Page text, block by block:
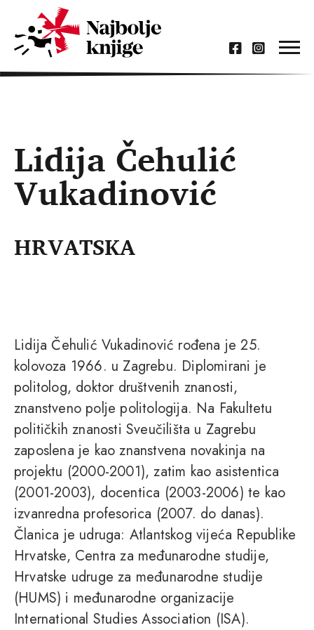
Lidija Čehulić
Vukadinović
HRVATSKA
Lidija Čehulić Vukadinović rođena je 25.
kolovoza 1966. u Zagrebu. Diplomirani je
politolog, doktor društvenih znanosti,
znanstveno polje politologija. Na Fakultetu
političkih znanosti Sveučilišta u Zagrebu
zaposlena je kao znanstvena novakinja na
projektu (2000-2001), zatim kao asistentica
(2001-2003), docentica (2003-2006) te kao
izvanredna profesorica (2007. do danas).
Članica je udruga: Atlantskog vijeća Republike
Hrvatske, Centra za međunarodne studije,
Hrvatske udruge za međunarodne studije
(HUMS) i međunarodne organizacije
International Studies Association (ISA).